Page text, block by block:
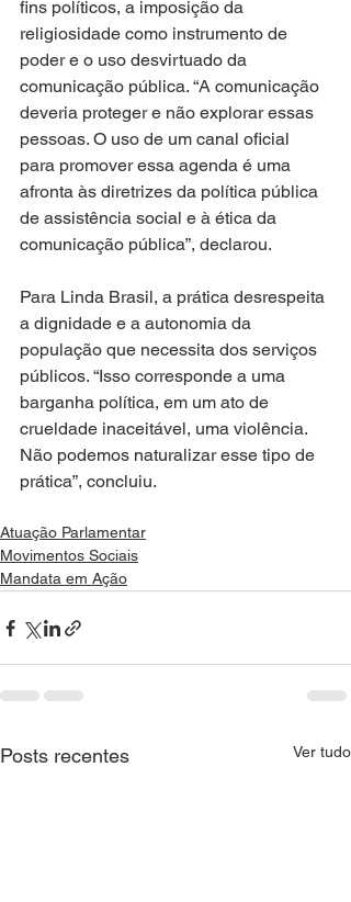
fins políticos, a imposição da
religiosidade como instrumento de
poder e o uso desvirtuado da
comunicação pública. “A comunicação
deveria proteger e não explorar essas
pessoas. O uso de um canal oficial
para promover essa agenda é uma
afronta às diretrizes da política pública
de assistência social e à ética da
comunicação pública”, declarou.
Para Linda Brasil, a prática desrespeita
a dignidade e a autonomia da
população que necessita dos serviços
públicos. “Isso corresponde a uma
barganha política, em um ato de
crueldade inaceitável, uma violência.
Não podemos naturalizar esse tipo de
prática”, concluiu.
Atuação Parlamentar
Movimentos Sociais
Mandata em Ação
Posts recentes Ver tudo